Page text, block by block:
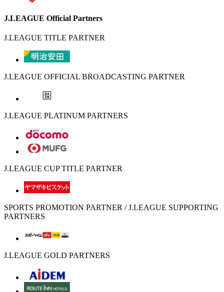
J.LEAGUE Official Partners
J.LEAGUE TITLE PARTNER
J.LEAGUE OFFICIAL BROADCASTING PARTNER
J.LEAGUE PLATINUM PARTNERS
J.LEAGUE CUP TITLE PARTNER
SPORTS PROMOTION PARTNER / J.LEAGUE SUPPORTING
PARTNERS
J.LEAGUE GOLD PARTNERS